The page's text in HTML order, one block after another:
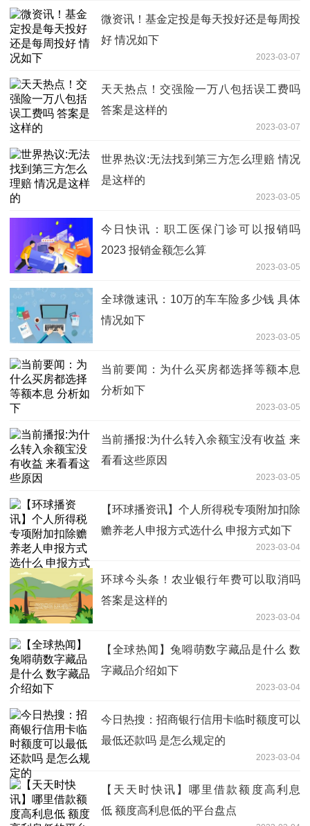
微资讯！基金定投是每天投好还是每周投
好 情况如下
2023-03-07
天天热点！交强险一万八包括误工费吗
答案是这样的
2023-03-07
世界热议:无法找到第三方怎么理赔 情况
是这样的
2023-03-05
今日快讯：职工医保门诊可以报销吗
2023 报销金额怎么算
2023-03-05
全球微速讯：10万的车车险多少钱 具体
情况如下
2023-03-05
当前要闻：为什么买房都选择等额本息
分析如下
2023-03-05
当前播报:为什么转入余额宝没有收益 来
看看这些原因
2023-03-05
【环球播资讯】个人所得税专项附加扣除
赡养老人申报方式选什么 申报方式如下
2023-03-04
环球今头条！农业银行年费可以取消吗
答案是这样的
2023-03-04
【全球热闻】兔嘚萌数字藏品是什么 数
字藏品介绍如下
2023-03-04
今日热搜：招商银行信用卡临时额度可以
最低还款吗 是怎么规定的
2023-03-04
【天天时快讯】哪里借款额度高利息
低 额度高利息低的平台盘点